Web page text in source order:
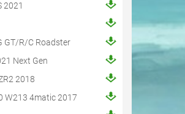
2021
GT/R/C Roadster
Next Gen
2018
W213 4matic 2017